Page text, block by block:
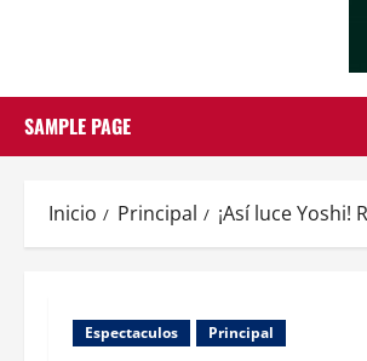
SAMPLE PAGE
Inicio Principal ¡Así luce
Espectaculos Principal